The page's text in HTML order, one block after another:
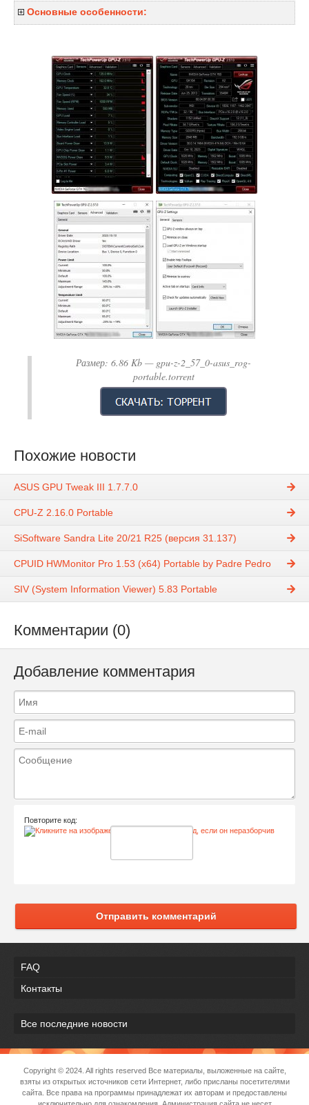
Основные особенности:
Размер: 6.86 Kb — gpu-z-2_57_0-asus_rog-
portable.torrent
Похожие новости
ASUS GPU Tweak III 1.7.7.0
CPU-Z 2.16.0 Portable
SiSoftware Sandra Lite 20/21 R25 (версия 31.137)
CPUID HWMonitor Pro 1.53 (x64) Portable by Padre Pedro
SIV (System Information Viewer) 5.83 Portable
Комментарии (0)
Добавление комментария
Повторите код:
Отправить комментарий
FAQ
Контакты
Все последние новости
Copyright © 2024. All rights reserved Все материалы, выложенные на сайте,
взяты из открытых источников сети Интернет, либо присланы посетителями
сайта. Все права на программы принадлежат их авторам и предоставлены
исключительно для ознакомления. Администрация сайта не несет